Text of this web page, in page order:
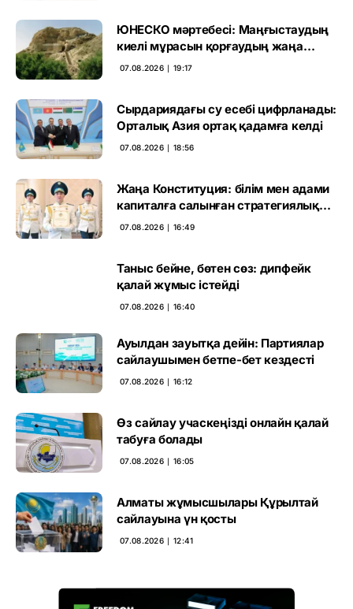
ЮНЕСКО мәртебесі: Маңғыстаудың
киелі мұрасын қорғаудың жаңа
кезеңі басталды
07.08.2026 ∣ 19:17
Сырдариядағы су есебі цифрланады:
Орталық Азия ортақ қадамға келді
07.08.2026 ∣ 18:56
Жаңа Конституция: білім мен адами
капиталға салынған стратегиялық
негіз
07.08.2026 ∣ 16:49
Таныс бейне, бөтен сөз: дипфейк
қалай жұмыс істейді
07.08.2026 ∣ 16:40
Ауылдан зауытқа дейін: Партиялар
сайлаушымен бетпе-бет кездесті
07.08.2026 ∣ 16:12
Өз сайлау учаскеңізді онлайн қалай
табуға болады
07.08.2026 ∣ 16:05
Алматы жұмысшылары Құрылтай
сайлауына үн қосты
07.08.2026 ∣ 12:41